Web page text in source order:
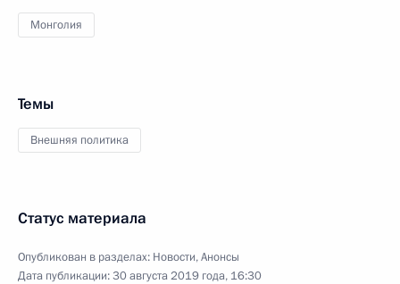
Монголия
Темы
Внешняя политика
Статус материала
Опубликован в разделах: Новости,Анонсы
Дата публикации:30 августа 2019 года, 16:30